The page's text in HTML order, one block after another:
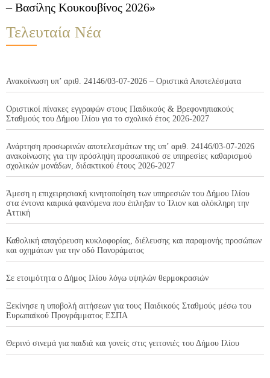
– Βασίλης Κουκουβίνος 2026»
Τελευταία Νέα
Ανακοίνωση υπ’ αριθ. 24146/03-07-2026 – Οριστικά Αποτελέσματα
Οριστικοί πίνακες εγγραφών στους Παιδικούς & Βρεφονηπιακούς
Σταθμούς του Δήμου Ιλίου για το σχολικό έτος 2026-2027
Ανάρτηση προσωρινών αποτελεσμάτων της υπ’ αριθ. 24146/03-07-2026
ανακοίνωσης για την πρόσληψη προσωπικού σε υπηρεσίες καθαρισμού
σχολικών μονάδων, διδακτικού έτους 2026-2027
Άμεση η επιχειρησιακή κινητοποίηση των υπηρεσιών του Δήμου Ιλίου
στα έντονα καιρικά φαινόμενα που έπληξαν το Ίλιον και ολόκληρη την
Αττική
Καθολική απαγόρευση κυκλοφορίας, διέλευσης και παραμονής προσώπων
και οχημάτων για την οδό Πανοράματος
Σε ετοιμότητα ο Δήμος Ιλίου λόγω υψηλών θερμοκρασιών
Ξεκίνησε η υποβολή αιτήσεων για τους Παιδικούς Σταθμούς μέσω του
Ευρωπαϊκού Προγράμματος ΕΣΠΑ
Θερινό σινεμά για παιδιά και γονείς στις γειτονιές του Δήμου Ιλίου